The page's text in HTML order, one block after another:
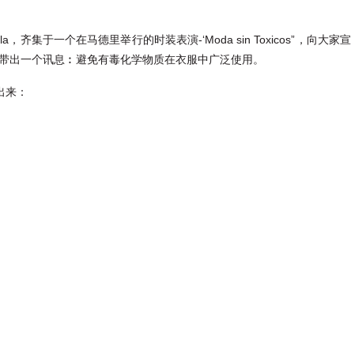
齐集于一个在马德里举行的时装表演-‘Moda sin Toxicos”，向大家宣
一个讯息︰避免有毒化学物质在衣服中广泛使用。
：